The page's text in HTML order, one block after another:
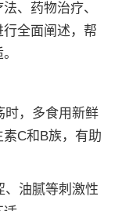
、药物治疗、
全面阐述，帮
时，多食用新鲜
C和B族，有助
、油腻等刺激性